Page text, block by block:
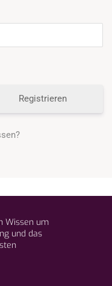
Registrieren
Wissen um
und das